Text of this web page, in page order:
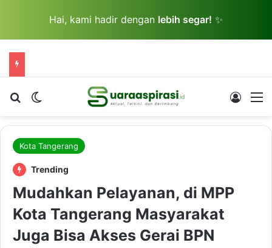
Hai, kami hadir dengan lebih segar! ✨
Cari berita...Switch skin Log In
Kota Tangerang
Trending
Mudahkan Pelayanan, di MPP
Kota Tangerang Masyarakat
Juga Bisa Akses Gerai BPN